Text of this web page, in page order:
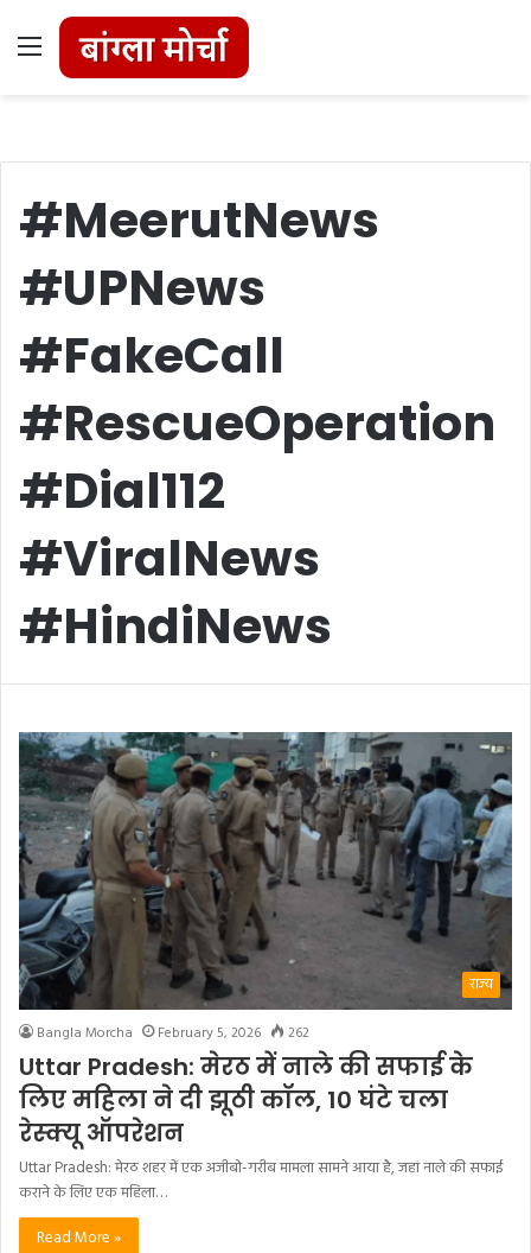
Menu
#MeerutNews
#UPNews
#FakeCall
#RescueOperation
#Dial112
#ViralNews
#HindiNews
राज्य
Bangla Morcha February 5, 2026 262
Uttar Pradesh: मेरठ में नाले की सफाई के
लिए महिला ने दी झूठी कॉल, 10 घंटे चला
रेस्क्यू ऑपरेशन
Uttar Pradesh: मेरठ शहर में एक अजीबो-गरीब मामला सामने आया है, जहां नाले की सफाई
कराने के लिए एक महिला…
Read More »